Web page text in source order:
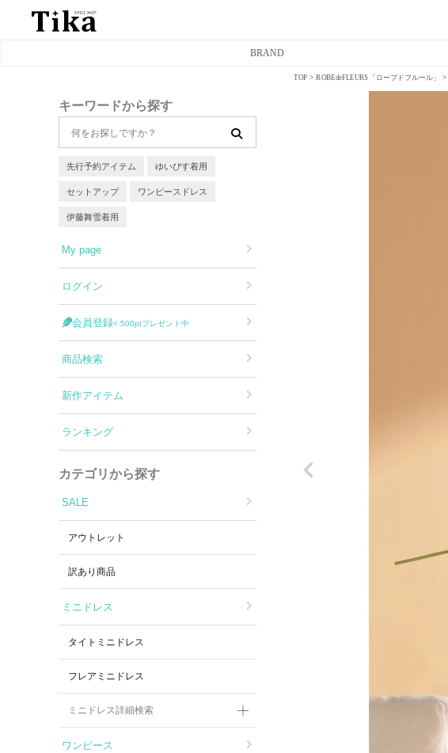
BRAND
フレアミニドレス
タイトロングドレス
Aラインロングドレス
バースデードレス
キーワードから探す
先行予約アイテム ゆいぴす着用
セットアップ ワンピースドレス
伊藤舞雪着用
My page
ログイン
会員登録< 500ptプレゼント中
商品検索
新作アイテム
ランキング
カテゴリから探す
SALE
アウトレット
訳あり商品
ミニドレス
タイトミニドレス
フレアミニドレス
ミニドレス詳細検索
ワンピース
TOP ROBEdeFLEURS「ローブドフルール」